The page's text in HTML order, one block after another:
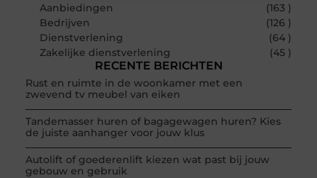
Aanbiedingen
(163 )
Bedrijven
(126 )
Dienstverlening
(64 )
Zakelijke dienstverlening
(45 )
RECENTE BERICHTEN
Rust en ruimte in de woonkamer met een
zwevend tv meubel van eiken
Tandemasser huren of bagagewagen huren? Kies
de juiste aanhanger voor jouw klus
Autolift of goederenlift kiezen wat past bij jouw
gebouw en gebruik